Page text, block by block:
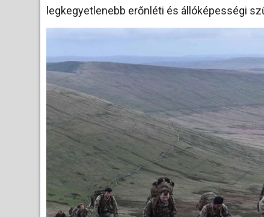
legkegyetlenebb erőnléti és állóképességi